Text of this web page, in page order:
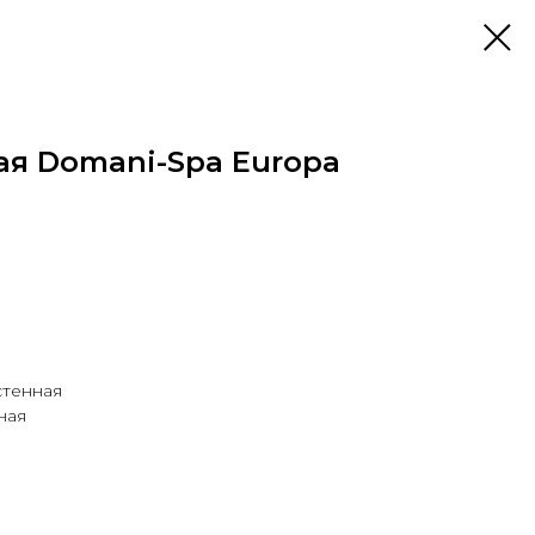
Domani-Spa Europa